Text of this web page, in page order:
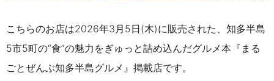
こちらのお店は2026年3月5日(木)に販売された、知多半島
5市5町の“食”の魅力をぎゅっと詰め込んだグルメ本『まる
ごとぜんぶ知多半島グルメ』掲載店です。